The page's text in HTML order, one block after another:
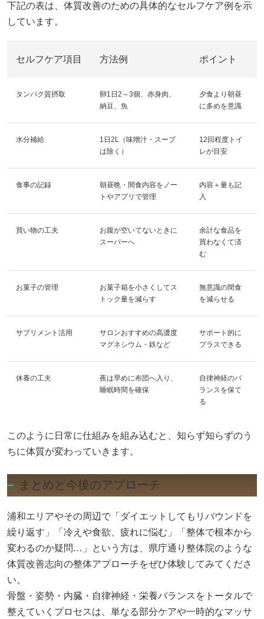
下記の表は、体質改善のための具体的なセルフケア例を示
しています。
セルフケア項目 方法例 ポイント
タンパク質摂取
卵1日2～3個、赤身肉、
納豆、魚
夕食より朝昼
に多めを意識
水分補給
1日2L（味噌汁・スープ
は除く）
12回程度トイ
レが目安
食事の記録
朝昼晩・間食内容をノー
トやアプリで管理
内容＋量も記
入
買い物の工夫
お腹が空いてないときに
スーパーへ
余計な食品を
買わなくて済
む
お菓子の管理
お菓子箱を小さくしてス
トック量を減らす
無意識の間食
を減らせる
サプリメント活用
サロンおすすめの高濃度
マグネシウム・鉄など
サポート的に
プラスできる
休養の工夫
夜は早めに布団へ入り、
睡眠時間を確保
自律神経のバ
ランスを保て
る
このように日常に仕組みを組み込むと、知らず知らずのう
ちに体質が変わっていきます。
まとめと今後のアプローチ
浦和エリアやその周辺で「ダイエットしてもリバウンドを
繰り返す」「冷えや食欲、疲れに悩む」「整体で根本から
変わるのか疑問…」という方は、県庁通り整体院のような
体質改善志向の整体アプローチをぜひ体験してみてくださ
い。
骨盤・姿勢・内臓・自律神経・栄養バランスをトータルで
整えていくプロセスは、単なる部分ケアや一時的なマッサ